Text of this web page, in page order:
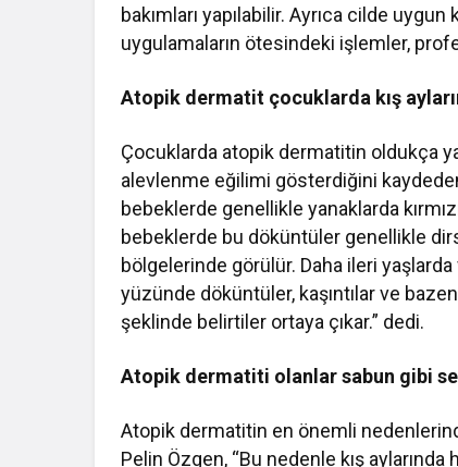
bakımları yapılabilir. Ayrıca cilde
uygulamaların ötesindeki işlemler,
Atopik dermatit çocuklarda kış
Çocuklarda atopik dermatitin oldukça
alevlenme eğilimi gösterdiğini
bebeklerde genellikle yanaklarda
bebeklerde bu döküntüler genellikle
bölgelerinde görülür. Daha ileri
yüzünde döküntüler, kaşıntılar ve
şeklinde belirtiler ortaya çıkar.” dedi.
Atopik dermatiti olanlar sabun gibi
Atopik dermatitin en önemli
Pelin Özgen, “Bu nedenle kış